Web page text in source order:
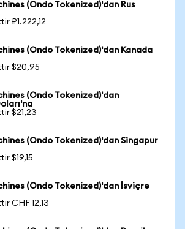
(Ondo Tokenized)'dan Rus
₽1.222,12
(Ondo Tokenized)'dan Kanada
$20,95
(Ondo Tokenized)'dan
$21,23
(Ondo Tokenized)'dan Singapur
$19,15
(Ondo Tokenized)'dan İsviçre
CHF 12,13